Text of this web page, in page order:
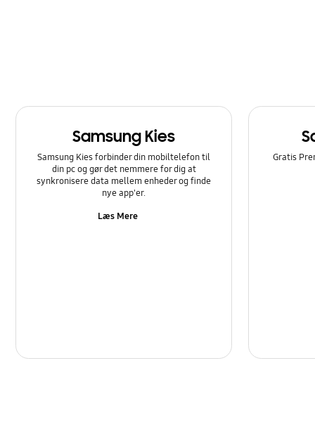
Sådan bruger du det
Samsung Kies
Samsung Kies forbinder din mobiltelefon til
din pc og gør det nemmere for dig at
synkronisere data mellem enheder og finde
nye app'er.
Læs Mere
Gratis